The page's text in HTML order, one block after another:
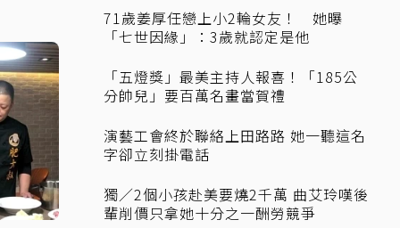
71歲姜厚任戀上小2輪女友！ 她曝
「七世因緣」：3歲就認定是他
「五燈獎」最美主持人報喜！「185公
分帥兒」要百萬名畫當賀禮
演藝工會終於聯絡上田路路 她一聽這名
字卻立刻掛電話
獨／2個小孩赴美要燒2千萬 曲艾玲嘆後
輩削價只拿她十分之一酬勞競爭